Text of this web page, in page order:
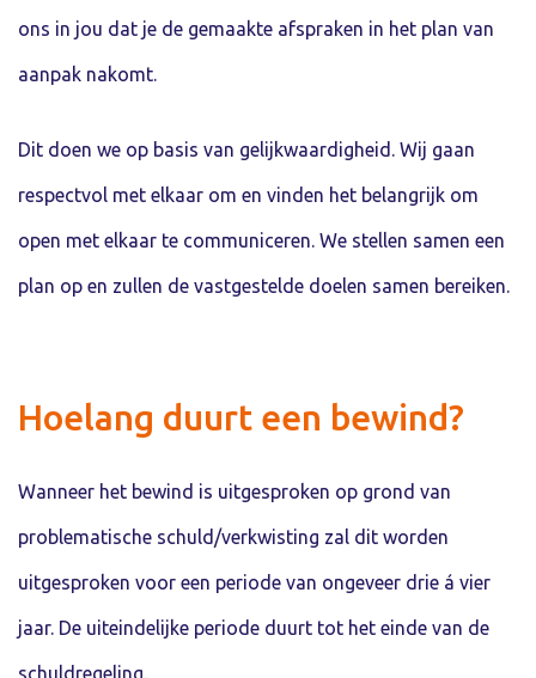
ons in jou dat je de gemaakte afspraken in het plan van
aanpak nakomt.
Dit doen we op basis van gelijkwaardigheid. Wij gaan
respectvol met elkaar om en vinden het belangrijk om
open met elkaar te communiceren. We stellen samen een
plan op en zullen de vastgestelde doelen samen bereiken.
Hoelang duurt een bewind?
Wanneer het bewind is uitgesproken op grond van
problematische schuld/verkwisting zal dit worden
uitgesproken voor een periode van ongeveer drie á vier
jaar. De uiteindelijke periode duurt tot het einde van de
schuldregeling.